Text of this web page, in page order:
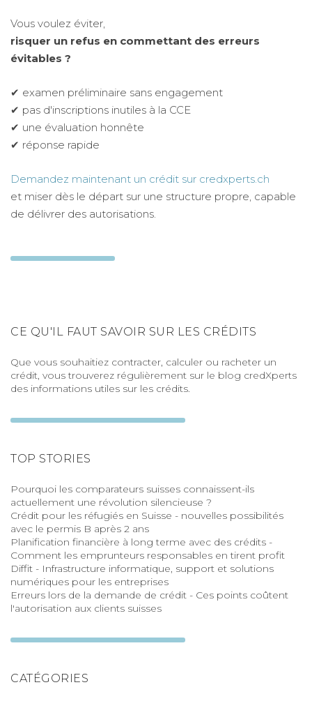
Vous voulez éviter,
risquer un refus en commettant des erreurs
évitables ?
✔ examen préliminaire sans engagement
✔ pas d'inscriptions inutiles à la CCE
✔ une évaluation honnête
✔ réponse rapide
Demandez maintenant un crédit sur credxperts.ch
et miser dès le départ sur une structure propre, capable
de délivrer des autorisations.
CE QU'IL FAUT SAVOIR SUR LES CRÉDITS
Que vous souhaitiez contracter, calculer ou racheter un
crédit, vous trouverez régulièrement sur le blog credXperts
des informations utiles sur les crédits.
TOP STORIES
Pourquoi les comparateurs suisses connaissent-ils
actuellement une révolution silencieuse ?
Crédit pour les réfugiés en Suisse - nouvelles possibilités
avec le permis B après 2 ans
Planification financière à long terme avec des crédits -
Comment les emprunteurs responsables en tirent profit
Diffit - Infrastructure informatique, support et solutions
numériques pour les entreprises
Erreurs lors de la demande de crédit - Ces points coûtent
l'autorisation aux clients suisses
CATÉGORIES